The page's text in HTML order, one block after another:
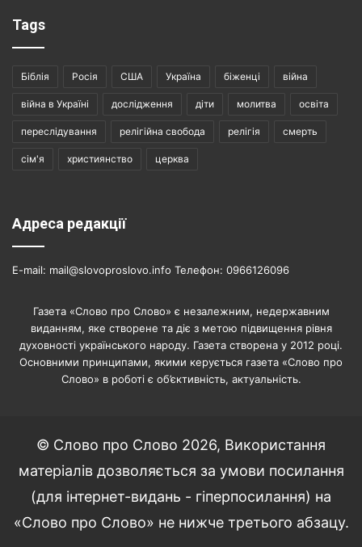
Tags
Біблія Росія США Україна біженці війна
війна в Україні дослідження діти молитва освіта
переслідування релігійна свобода релігія смерть
сім'я християнство церква
Адреса редакції
E-mail: mail@slovoproslovo.info Телефон: 0966126096
Газета «Слово про Слово» є незалежним, недержавним
виданням, яке створене та діє з метою підвищення рівня
духовності українського народу. Газета створена у 2012 році.
Основними принципами, якими керується газета «Слово про
Слово» в роботі є об’єктивність, актуальність.
© Слово про Слово 2026, Використання
матеріалів дозволяється за умови посилання
(для інтернет-видань - гіперпосилання) на
«Слово про Слово» не нижче третього абзацу.